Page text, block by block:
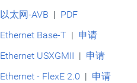
以太网-AVB | PDF
Ethernet Base-T | 申请
Ethernet USXGMII | 申请
Ethernet - FlexE 2.0 | 申请